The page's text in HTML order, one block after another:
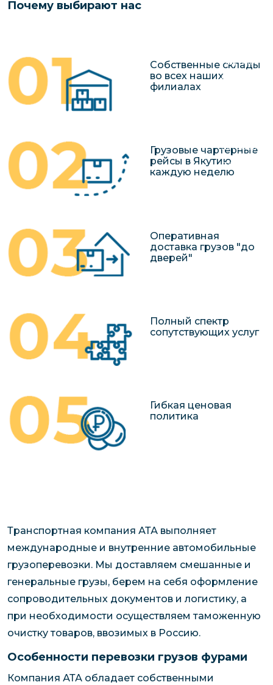
Якутию
грузов в
Почему выбирают нас
Собственные склады
во всех наших
филиалах
Грузовые чартерные
рейсы в Якутию
каждую неделю
Оперативная
доставка грузов "до
дверей"
Полный спектр
сопутствующих услуг
Гибкая ценовая
политика
Транспортная компания АТА выполняет
международные и внутренние автомобильные
грузоперевозки. Мы доставляем смешанные и
генеральные грузы, берем на себя оформление
сопроводительных документов и логистику, а
при необходимости осуществляем таможенную
очистку товаров, ввозимых в Россию.
Особенности перевозки грузов фурами
Компания АТА обладает собственными